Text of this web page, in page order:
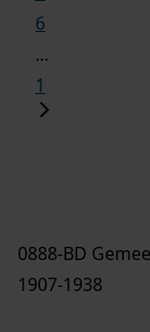
6
...
1
0888-BD
1907-1938